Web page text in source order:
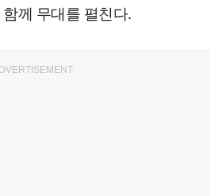
께 무대를 펼친다.